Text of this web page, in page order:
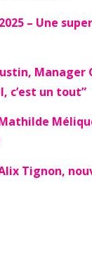
– Une
Manager
c’est un tout”
Tignon,